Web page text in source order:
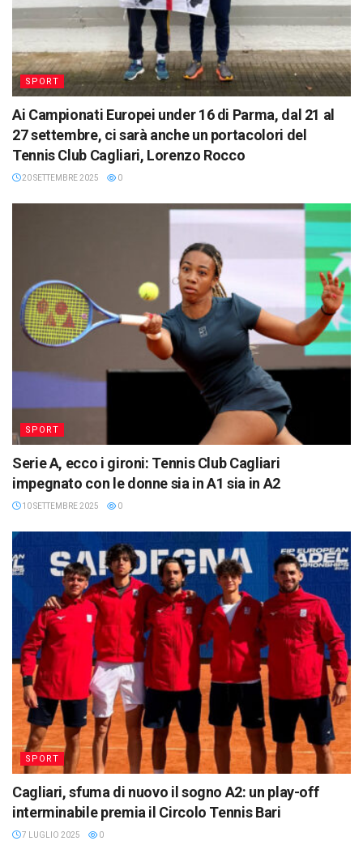
SPORT
Ai Campionati Europei under 16 di Parma, dal 21 al
27 settembre, ci sarà anche un portacolori del
Tennis Club Cagliari, Lorenzo Rocco
20 SETTEMBRE 2025 0
SPORT
Serie A, ecco i gironi: Tennis Club Cagliari
impegnato con le donne sia in A1 sia in A2
10 SETTEMBRE 2025 0
SPORT
Cagliari, sfuma di nuovo il sogno A2: un play-off
interminabile premia il Circolo Tennis Bari
7 LUGLIO 2025 0